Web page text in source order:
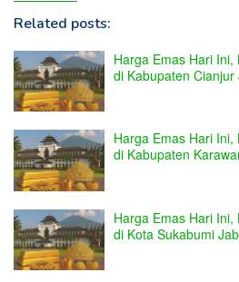
Related posts:
Harga Emas Hari
di Kabupaten
Harga Emas Hari
di Kabupaten
Harga Emas Hari
di Kota Sukabumi